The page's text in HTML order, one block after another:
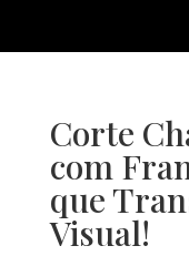
Corte
com
que
Visual!